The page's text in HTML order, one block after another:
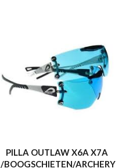
PILLA OUTLAW X6A X7A
/BOOGSCHIETEN/ARCHERY